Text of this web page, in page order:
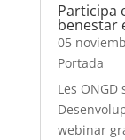
Participa
benestar
05
Portada
Les ONGD
webinar